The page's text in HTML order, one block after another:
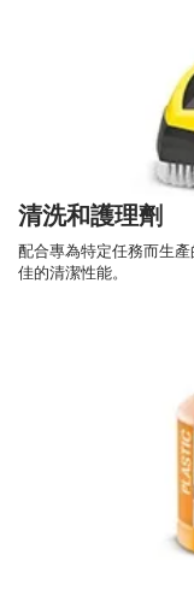
清洗和護理劑
配合專為特定任務而生
佳的清潔性能。